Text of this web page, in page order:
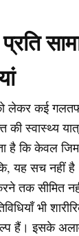
लेकर कई
की स्वास्थ्य
है कि केवल
यह सच नहीं
तक सीमित
भी
हैं। इसके